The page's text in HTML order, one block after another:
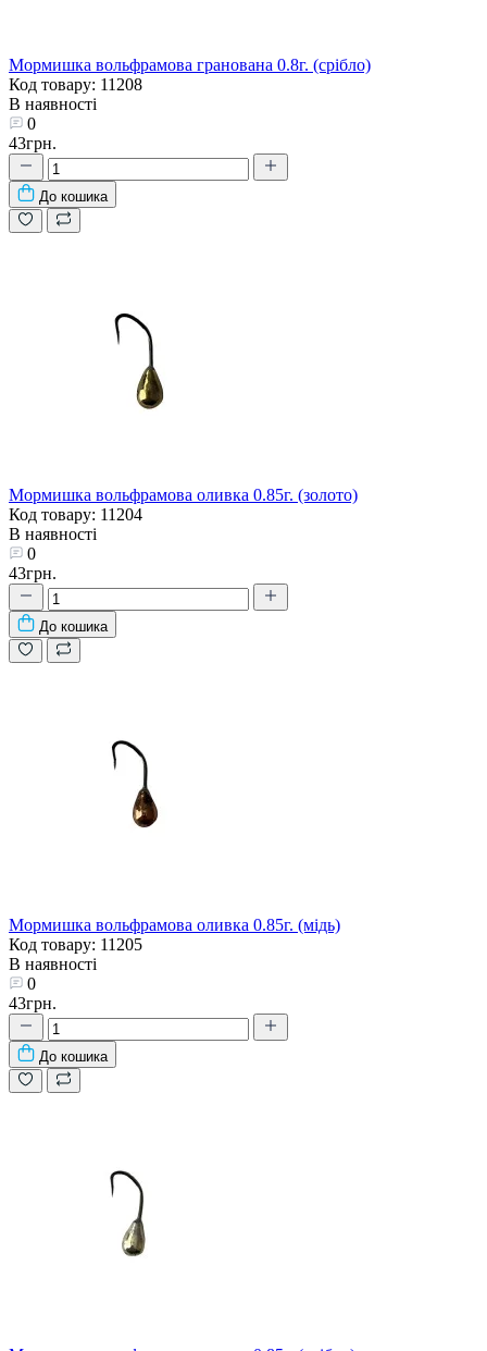
Мормишка вольфрамова гранована 0.8г. (срібло)
Код товару: 11208
В наявності
0
43грн.
До кошика
Мормишка вольфрамова оливка 0.85г. (золото)
Код товару: 11204
В наявності
0
43грн.
До кошика
Мормишка вольфрамова оливка 0.85г. (мідь)
Код товару: 11205
В наявності
0
43грн.
До кошика